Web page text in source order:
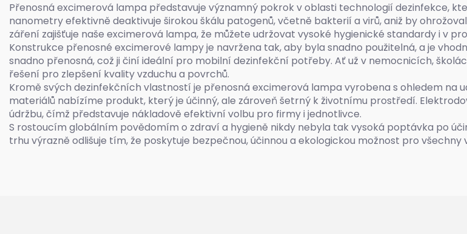
Přenosná excimerová lampa představuje významný pokrok v oblasti technologií dezinfekce,
nanometry efektivně deaktivuje širokou škálu patogenů, včetně bakterií a virů, aniž by
záření zajišťuje naše excimerová lampa, že můžete udržovat vysoké hygienické standardy i v
Konstrukce přenosné excimerové lampy je navržena tak, aby byla snadno použitelná, a je
snadno přenosná, což ji činí ideální pro mobilní dezinfekční potřeby. Ať už v nemocnicích,
řešení pro zlepšení kvality vzduchu a povrchů.
Kromě svých dezinfekčních vlastností je přenosná excimerová lampa vyrobena s ohledem na
materiálů nabízíme produkt, který je účinný, ale zároveň šetrný k životnímu prostředí.
údržbu, čímž představuje nákladově efektivní volbu pro firmy i jednotlivce.
S rostoucím globálním povědomím o zdraví a hygieně nikdy nebyla tak vysoká poptávka po
trhu výrazně odlišuje tím, že poskytuje bezpečnou, účinnou a ekologickou možnost pro